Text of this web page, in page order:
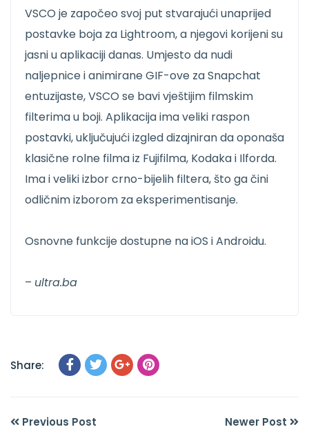
VSCO je započeo svoj put stvarajući unaprijed
postavke boja za Lightroom, a njegovi korijeni su
jasni u aplikaciji danas. Umjesto da nudi
naljepnice i animirane GIF-ove za Snapchat
entuzijaste, VSCO se bavi vještijim filmskim
filterima u boji. Aplikacija ima veliki raspon
postavki, uključujući izgled dizajniran da oponaša
klasične rolne filma iz Fujifilma, Kodaka i Ilforda.
Ima i veliki izbor crno-bijelih filtera, što ga čini
odličnim izborom za eksperimentisanje.
Osnovne funkcije dostupne na iOS i Androidu.
– ultra.ba
Share:
Previous Post Newer Post